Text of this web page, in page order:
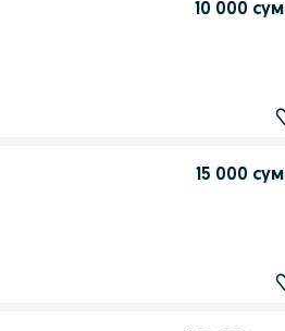
10 000 сум
15 000 сум